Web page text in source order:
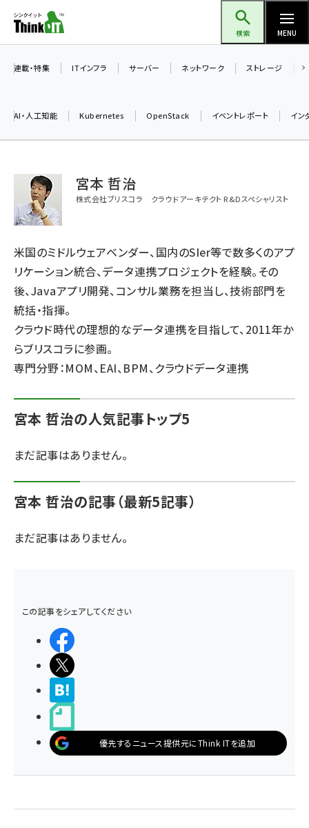
ン
ツ
検索 MENU
加藤銘のチーム貢献～仲間と築いた勝利の絆～ (2346)
iot女子会 (2303)
drupal (1980)
genai (1503)
abc123 (1379)
ai crunch (1374)
連載・特集 ITインフラ サーバー ネットワーク ストレージ
AI・人工知能 Kubernetes OpenStack イベントレポート イン
宮本 哲治
株式会社ブリスコラ クラウドアーキテクト R&Dスペシャリスト
米国のミドルウェアベンダー、国内のSIer等で数多くのアプ
リケーション統合、データ連携プロジェクトを経験。その
後、Javaアプリ開発、コンサル業務を担当し、技術部門を
統括・指揮。
クラウド時代の理想的なデータ連携を目指して、2011年か
らブリスコラに参画。
専門分野：MOM、EAI、BPM、クラウドデータ連携
宮本 哲治の人気記事トップ5
まだ記事はありません。
宮本 哲治の記事（最新5記事）
まだ記事はありません。
この記事をシェアしてください
優先するニュース提供元にThink ITを追加